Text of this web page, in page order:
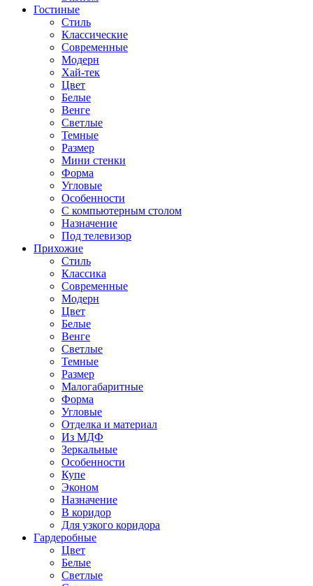
Гостиные
Стиль
Классические
Современные
Модерн
Хай-тек
Цвет
Белые
Венге
Светлые
Темные
Размер
Мини стенки
Форма
Угловые
Особенности
С компьютерным столом
Назначение
Под телевизор
Прихожие
Стиль
Классика
Современные
Модерн
Цвет
Белые
Венге
Светлые
Темные
Размер
Малогабаритные
Форма
Угловые
Отделка и материал
Из МДФ
Зеркальные
Особенности
Купе
Эконом
Назначение
В коридор
Для узкого коридора
Гардеробные
Цвет
Белые
Светлые